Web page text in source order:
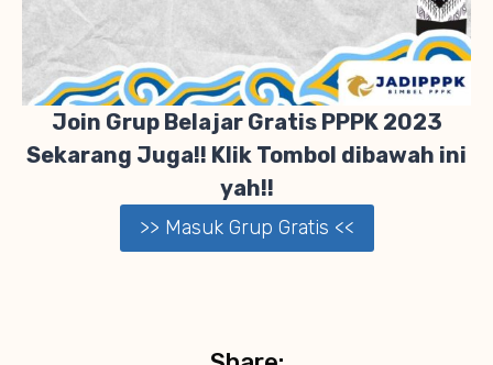
Join Grup Belajar Gratis PPPK 2023
Sekarang Juga!! Klik Tombol dibawah ini
yah!!
>> Masuk Grup Gratis <<